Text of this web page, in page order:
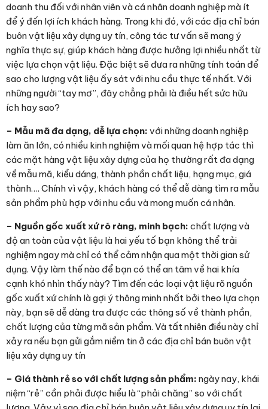
doanh thu đối với nhân viên và cá nhân doanh nghiệp mà ít
để ý đến lợi ích khách hàng. Trong khi đó, với các địa chỉ bán
buôn vật liệu xây dựng uy tín, công tác tư vấn sẽ mang ý
nghĩa thực sự, giúp khách hàng được hưởng lợi nhiều nhất từ
việc lựa chọn vật liệu. Đặc biệt sẽ đưa ra những tính toán để
sao cho lượng vật liệu ấy sát với nhu cầu thực tế nhất. Với
những người “tay mơ”, đây chẳng phải là điều hết sức hữu
ích hay sao?
– Mẫu mã đa dạng, dễ lựa chọn: với những doanh nghiệp
làm ăn lớn, có nhiều kinh nghiệm và mối quan hệ hợp tác thì
các mặt hàng vật liệu xây dựng của họ thường rất đa dạng
về mẫu mã, kiểu dáng, thành phần chất liệu, hạng mục, giá
thành…. Chính vì vậy, khách hàng có thể dễ dàng tìm ra mẫu
sản phẩm phù hợp với nhu cầu và mong muốn cá nhân.
– Nguồn gốc xuất xứ rõ ràng, minh bạch: chất lượng và
độ an toàn của vật liệu là hai yếu tố bạn không thể trải
nghiệm ngay mà chỉ có thể cảm nhận qua một thời gian sử
dụng. Vậy làm thế nào để bạn có thể an tâm về hai khía
cạnh khó nhìn thấy này? Tìm đến các loại vật liệu rõ nguồn
gốc xuất xứ chính là gợi ý thông minh nhất bởi theo lựa chọn
này, bạn sẽ dễ dàng tra được các thông số về thành phần,
chất lượng của từng mã sản phẩm. Và tất nhiên điều này chỉ
xảy ra nếu bạn gửi gắm niềm tin ở các địa chỉ bán buôn vật
liệu xây dựng uy tín
– Giá thành rẻ so với chất lượng sản phẩm: ngày nay, khái
niệm “rẻ” cần phải được hiểu là “phải chăng” so với chất